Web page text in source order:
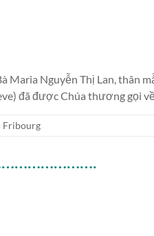
Nguyễn Thị Lan, thân
đã được Chúa thương gọi
Fribourg